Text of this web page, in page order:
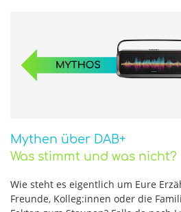
Mythen über DAB+
Was stimmt und was nicht?
Wie steht es eigentlich um Eure
Freunde, Kolleg:innen oder die